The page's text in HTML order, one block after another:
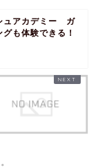
ュアカデミー ガ
も体験できる！